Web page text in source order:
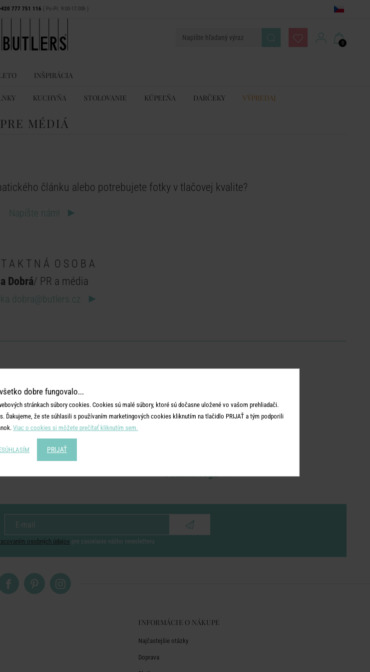
777 751 116 ( Po-Pi: 9:00-17:00h )
0
INŠPIRÁCIA
KUCHYŇA STOLOVANIE KÚPEĽŇA DARČEKY VÝPREDAJ
PRE MÉDIÁ
článku alebo potrebujete fotky v tlačovej kvalite?
Napíšte nám!
A K T N Á O S O B A
Dobrá/ PR a média
@butlers.cz
Stiahnuť logá
osobných údajov pre zasielanie nášho newsletteru
INFORMÁCIE O NÁKUPE
Najčastejšie otázky
Doprava
dobre fungovalo...
stránkach súbory cookies. Cookies sú malé súbory, ktoré sú dočasne uložené vo vašom prehliadači.
že ste súhlasili s používaním marketingových cookies kliknutím na tlačidlo PRIJAŤ a tým podporili
Viac o cookies si môžete prečítať kliknutím sem.
PRIJAŤ